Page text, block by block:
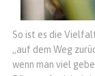
So ist es die
„auf dem Weg
wenn man viel